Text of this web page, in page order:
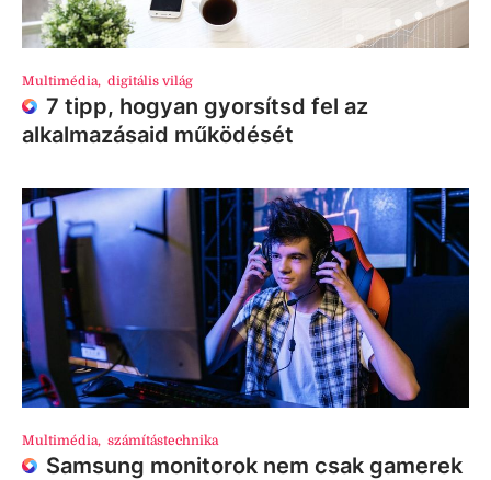
Multimédia, digitális világ
7 tipp, hogyan gyorsítsd fel az
alkalmazásaid működését
Multimédia, számítástechnika
Samsung monitorok nem csak gamerek